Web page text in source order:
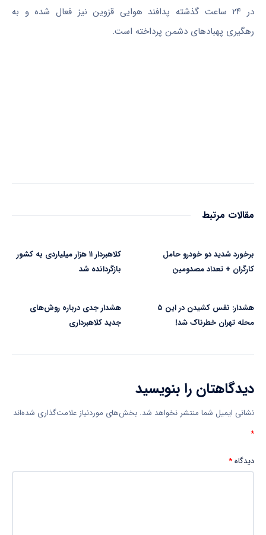
در ۲۴ ساعت گذشته پدافند هوایی قزوین نیز فعال شده و به
رهگیری پهبادهای دشمن پرداخته است.
مقالات مرتبط
برخورد شدید دو خودرو حامل
کارگران + تعداد مصدومین
کلاهبردار ۱۱ هزار میلیاردی به کشور
بازگردانده شد
هشدار: نفس کشیدن در این ۵
محله تهران خطرناک شد!
هشدار جدی درباره روش‌های
جدید کلاهبرداری
دیدگاهتان را بنویسید
نشانی ایمیل شما منتشر نخواهد شد. بخش‌های موردنیاز علامت‌گذاری شده‌اند
*
دیدگاه*